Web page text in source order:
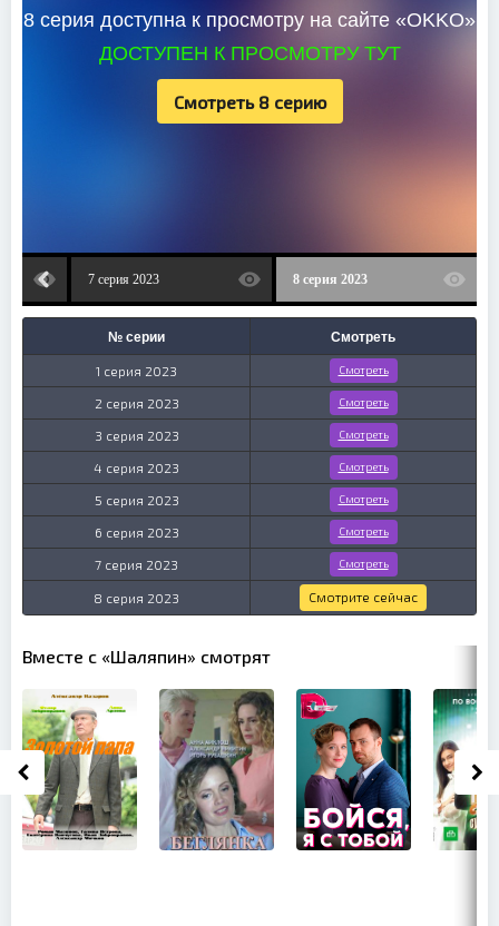
8 серия доступна к просмотру на сайте «OKKO»
ДОСТУПЕН К ПРОСМОТРУ ТУТ
Смотреть 8 серию
7 серия 2023 8 серия 2023
№ серии Смотреть
1 серия 2023 Смотреть
2 серия 2023 Смотреть
3 серия 2023 Смотреть
4 серия 2023 Смотреть
5 серия 2023 Смотреть
6 серия 2023 Смотреть
7 серия 2023 Смотреть
8 серия 2023 Смотрите сейчас
Вместе с «Шаляпин» смотрят